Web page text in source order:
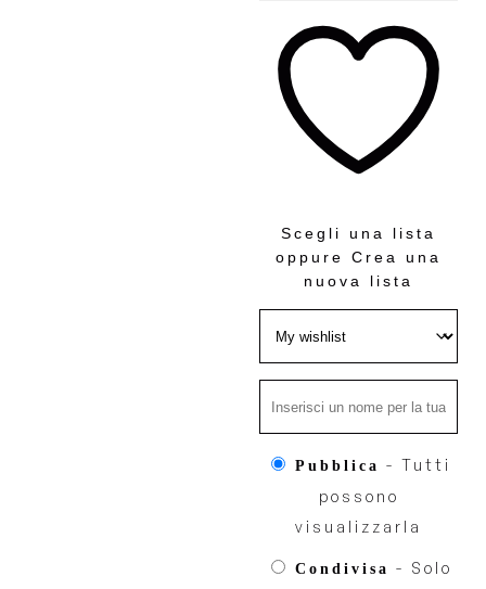
Scegli una lista
oppureCrea una
nuova lista
Pubblica - Tutti
possono
visualizzarla
Condivisa - Solo